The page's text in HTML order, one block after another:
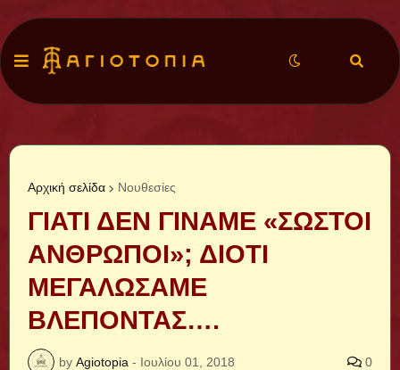
Αρχική σελίδα Νουθεσίες
ΓΙΑΤΙ ΔΕΝ ΓΙΝΑΜΕ «ΣΩΣΤΟΙ
ΑΝΘΡΩΠΟΙ»; ΔΙΟΤΙ
ΜΕΓΑΛΩΣΑΜΕ
ΒΛΕΠΟΝΤΑΣ….
by Agiotopia - Ιουλίου 01, 2018 0